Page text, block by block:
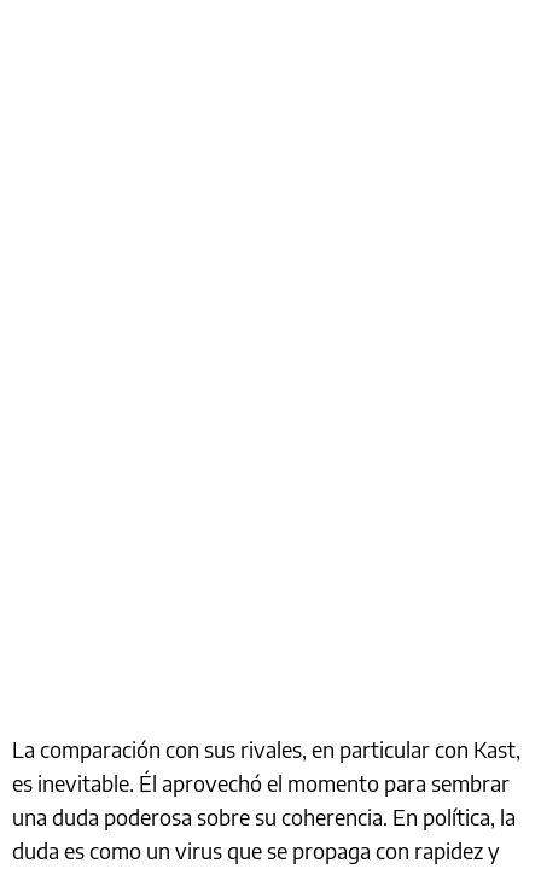
La comparación con sus rivales, en particular con Kast,
es inevitable. Él aprovechó el momento para sembrar
una duda poderosa sobre su coherencia. En política, la
duda es como un virus que se propaga con rapidez y